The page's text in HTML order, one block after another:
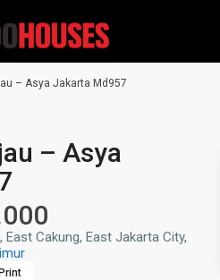
– Asya Jakarta Md957
– Asya
East Cakung, East Jakarta City,
Print